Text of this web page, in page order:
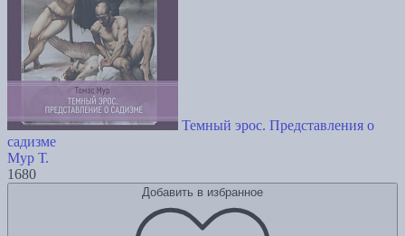
Темный эрос. Представления о
садизме
Мур Т.
1680
Добавить в избранное